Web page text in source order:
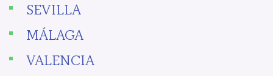
SEVILLA
MÁLAGA
VALENCIA